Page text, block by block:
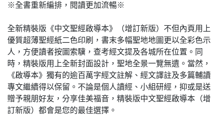
※全書重新編排，閱讀更加流暢※
全新精裝版《中文聖經啟導本》（增訂新版）不但內頁用上
優質超薄聖經紙二色印刷，書末多幅聖地地圖更以全彩色示
人，方便讀者按圖索驥，查考經文提及各城所在位置。同
時，精裝版用上全新封面設計，聖地全景一覽無遺。當然，
《啟導本》獨有的逾百萬字經文註解、經文譯註及多篇輔讀
專文繼續得以保留。不論是個人讀經、小組研經，抑或是送
贈予親朋好友，分享佳美福音，精裝版中文聖經啟導本（增
訂新版）都會是您的最佳選擇。